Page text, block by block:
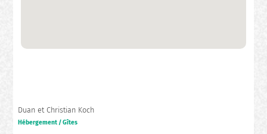
Duan et Christian Koch
Hébergement / Gîtes